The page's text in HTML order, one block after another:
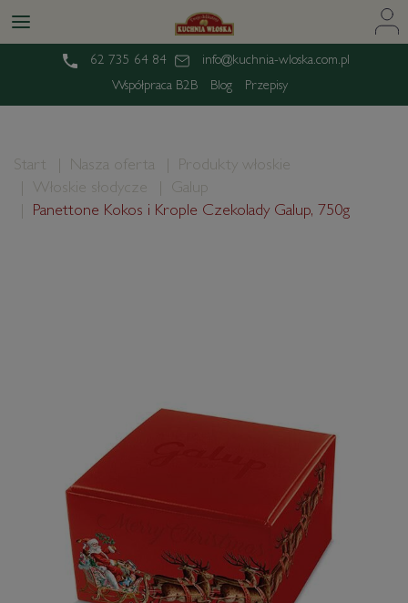
62 735 64 84
info@kuchnia-wloska.com.pl
Współpraca B2B
Blog Przepisy
Start Nasza oferta
Produkty włoskie
Włoskie słodycze
Galup
Panettone Kokos i Krople Czekolady Galup, 750g